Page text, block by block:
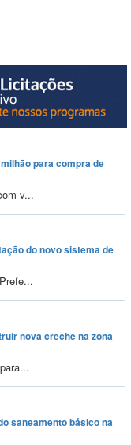
para compra de
v...
do novo sistema de
nova creche na zona
saneamento básico na